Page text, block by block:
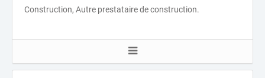
Construction, Autre prestataire de construction.